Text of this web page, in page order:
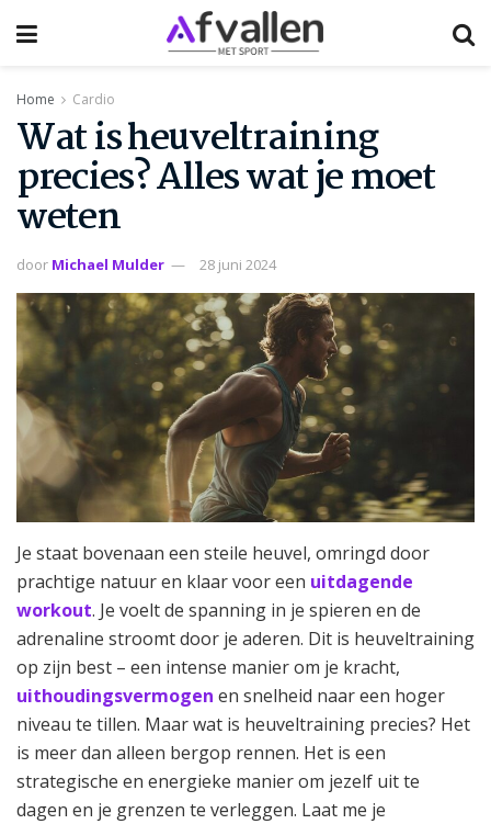
Home Cardio
Wat is heuveltraining
precies? Alles wat je moet
weten
door Michael Mulder 28 juni 2024
Je staat bovenaan een steile heuvel, omringd door
prachtige natuur en klaar voor een uitdagende
workout. Je voelt de spanning in je spieren en de
adrenaline stroomt door je aderen. Dit is heuveltraining
op zijn best – een intense manier om je kracht,
uithoudingsvermogen en snelheid naar een hoger
niveau te tillen. Maar wat is heuveltraining precies? Het
is meer dan alleen bergop rennen. Het is een
strategische en energieke manier om jezelf uit te
dagen en je grenzen te verleggen. Laat me je